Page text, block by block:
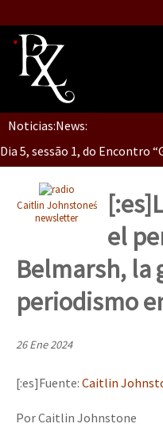
Inicio
Quiénes Somos
La palabra del EZLN
Encuentros
Chiapas
México
Latinoamérica
La Sexta
Noticias:News:
Dia 5, Sessão 2, Encontro
Dia 5, sessão 1, do Encontro
Dia 4 – Encontro “Guerra
Dia 3 do Encontro “Guerra
Dia 2 do Encontro “Guerra
Dia 1: Encontro “Guerra
Caitlin Johnstoneś
newsletter
el
Belmarsh, la
periodismo
26 Ene 2024
[:es]Fuente: Caitlin
Por Caitlin Johnstone